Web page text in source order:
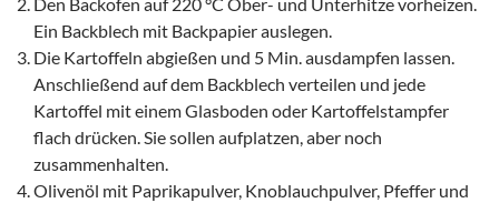
Ein Backblech mit Backpapier auslegen.
Die Kartoffeln abgießen und 5 Min. ausdampfen lassen.
Anschließend auf dem Backblech verteilen und jede
Kartoffel mit einem Glasboden oder Kartoffelstampfer
flach drücken. Sie sollen aufplatzen, aber noch
zusammenhalten.
Olivenöl mit Paprikapulver, Knoblauchpulver, Pfeffer und